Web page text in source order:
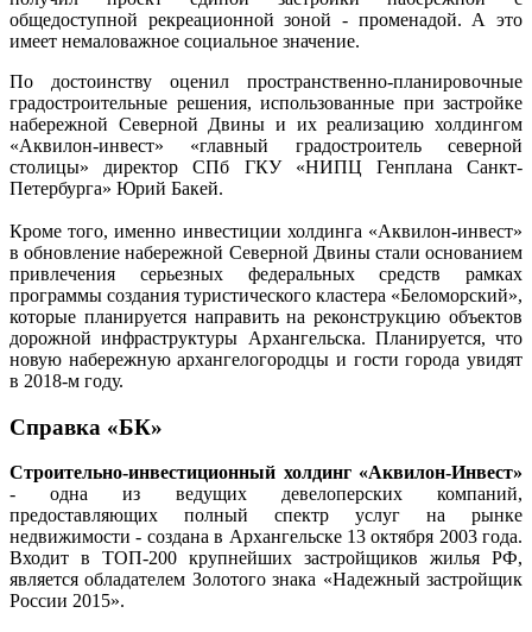
общедоступной рекреационной зоной - променадой. А это
имеет немаловажное социальное значение.
По достоинству оценил пространственно-планировочные
градостроительные решения, использованные при застройке
набережной Северной Двины и их реализацию холдингом
«Аквилон-инвест» «главный градостроитель северной
столицы» директор СПб ГКУ «НИПЦ Генплана Санкт-
Петербурга» Юрий Бакей.
Кроме того, именно инвестиции холдинга «Аквилон-инвест»
в обновление набережной Северной Двины стали основанием
привлечения серьезных федеральных средств рамках
программы создания туристического кластера «Беломорский»,
которые планируется направить на реконструкцию объектов
дорожной инфраструктуры Архангельска. Планируется, что
новую набережную архангелогородцы и гости города увидят
в 2018-м году.
Справка «БК»
Строительно-инвестиционный холдинг «Аквилон-Инвест»
- одна из ведущих девелоперских компаний,
предоставляющих полный спектр услуг на рынке
недвижимости - создана в Архангельске 13 октября 2003 года.
Входит в ТОП-200 крупнейших застройщиков жилья РФ,
является обладателем Золотого знака «Надежный застройщик
России 2015».